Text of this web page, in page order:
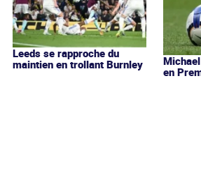
Leeds se rapproche du
maintien en trollant Burnley
en